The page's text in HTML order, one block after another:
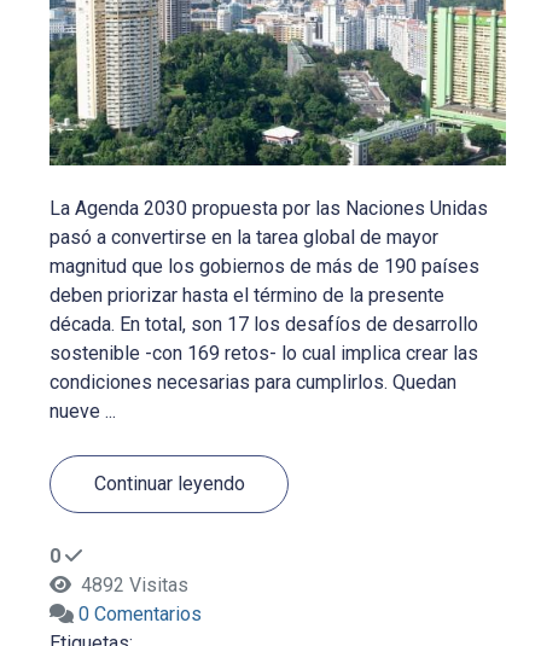
La Agenda 2030 propuesta por las Naciones Unidas
pasó a convertirse en la tarea global de mayor
magnitud que los gobiernos de más de 190 países
deben priorizar hasta el término de la presente
década. En total, son 17 los desafíos de desarrollo
sostenible -con 169 retos- lo cual implica crear las
condiciones necesarias para cumplirlos. Quedan
nueve ...
Continuar leyendo
0
4892 Visitas
0 Comentarios